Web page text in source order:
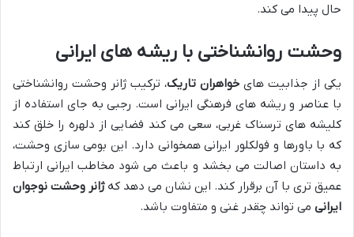
حال پیدا می کند.
وحشت روانشناختی با ریشه های ایرانی
یکی از جذابیت های خواهران تاریک، ترکیب ژانر وحشت روانشناختی
با عناصر و ریشه های فرهنگی ایرانی است. رجبی به جای استفاده از
کلیشه های ترسناک غربی، سعی می کند فضایی از دلهره را خلق کند
که با باورها و فولکلور ایرانی همخوانی دارد. این بومی سازی وحشت،
به داستان اصالت می بخشد و باعث می شود مخاطب ایرانی ارتباط
عمیق تری با آن برقرار کند. این نشان می دهد کهژانر وحشت نوجوان
ایرانی می تواند چقدر غنی و متفاوت باشد.